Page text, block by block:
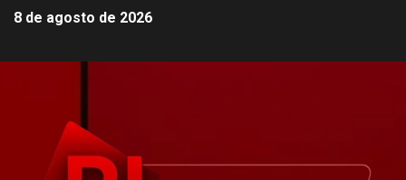
8 de agosto de 2026